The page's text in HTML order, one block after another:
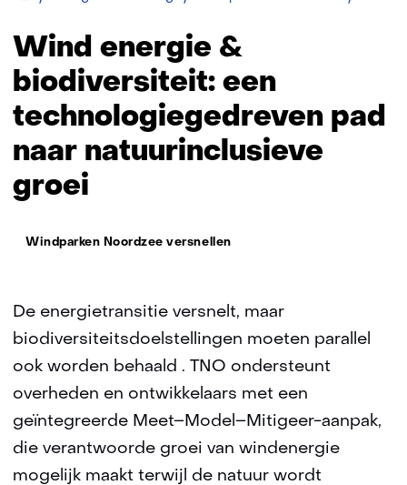
Wind energie &
biodiversiteit: een
technologiegedreven pad
naar natuurinclusieve
groei
Thema:
Windparken Noordzee versnellen
De energietransitie versnelt, maar
biodiversiteitsdoelstellingen moeten parallel
ook worden behaald . TNO ondersteunt
overheden en ontwikkelaars met een
geïntegreerde Meet–Model–Mitigeer-aanpak,
die verantwoorde groei van windenergie
mogelijk maakt terwijl de natuur wordt